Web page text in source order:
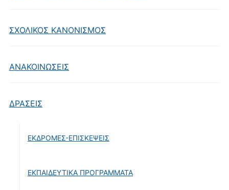
ΣΧΟΛΙΚΟΣ ΚΑΝΟΝΙΣΜΟΣ
ΑΝΑΚΟΙΝΩΣΕΙΣ
ΔΡΑΣΕΙΣ
ΕΚΔΡΟΜΕΣ-ΕΠΙΣΚΕΨΕΙΣ
ΕΚΠΑΙΔΕΥΤΙΚΑ ΠΡΟΓΡΑΜΜΑΤΑ